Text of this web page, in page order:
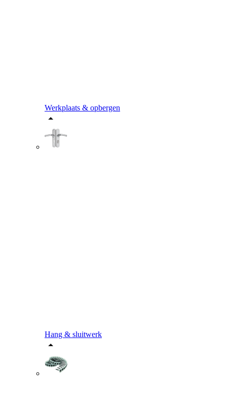
Werkplaats & opbergen
Hang & sluitwerk